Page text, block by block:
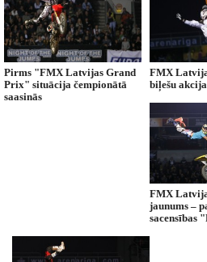
Pirms "FMX Latvijas Grand
Prix" situācija čempionātā
saasinās
FMX
biļešu
FMX
jaunums –
sacensības